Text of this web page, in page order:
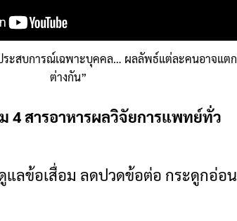
ระสบการณ์เฉพาะบุคคล… ผลลัพธ์แต่ละคนอาจแตก
ต่างกัน”
4 สารอาหารผลวิจัยการแพทย์ทั่ว
แลข้อเสื่อม ลดปวดข้อต่อ กระดูกอ่อน